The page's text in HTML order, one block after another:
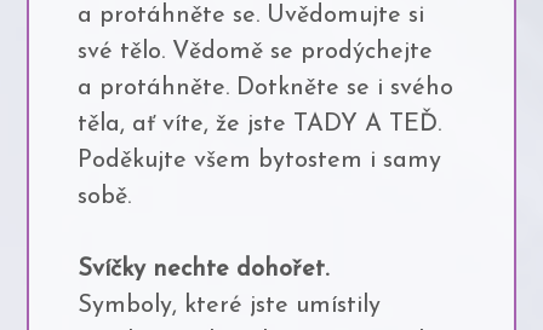
a protáhněte se. Uvědomujte si
své tělo. Vědomě se prodýchejte
a protáhněte. Dotkněte se i svého
těla, ať víte, že jste TADY A TEĎ.
Poděkujte všem bytostem i samy
sobě.
Svíčky nechte dohořet.
Symboly, které jste umístily